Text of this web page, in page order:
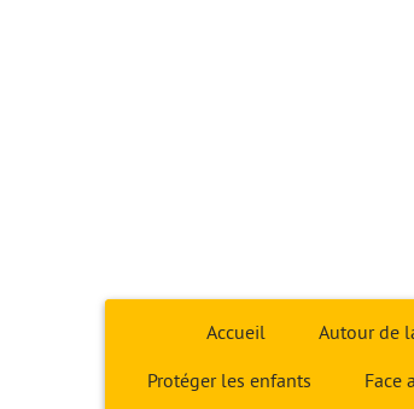
Infoparent29
Accueil Autour de
Protéger les enfants Face